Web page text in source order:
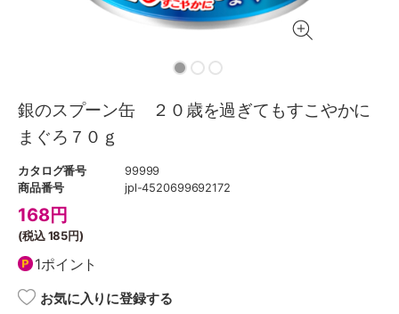
銀のスプーン缶 ２０歳を過ぎてもすこやかに
まぐろ７０ｇ
カタログ番号
99999
商品番号
jpl-4520699692172
168円
(税込185円)
1ポイント
お気に入りに登録する